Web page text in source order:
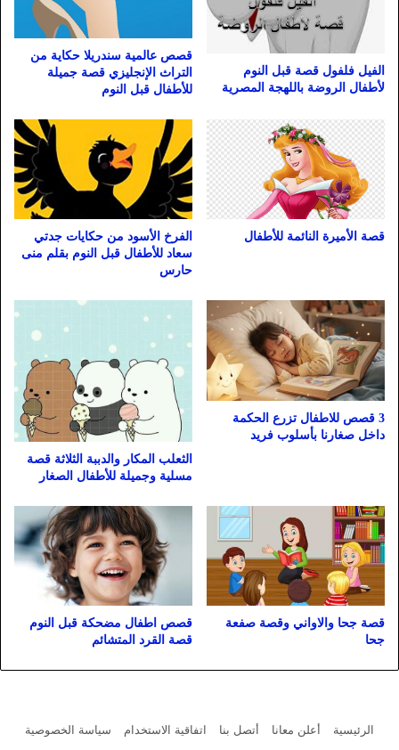
الفيل فلفول قصة قبل النوم
لأطفال الروضة باللهجة المصرية
قصص عالمية سندريلا حكاية من
التراث الإنجليزي قصة جميلة
للأطفال قبل النوم
قصة الأميرة النائمة للأطفال
الفرخ الأسود من حكايات جدتي
سعاد للأطفال قبل النوم بقلم منى
حارس
3 قصص للاطفال تزرع الحكمة
داخل صغارنا بأسلوب فريد
الثعلب المكار والدببة الثلاثة قصة
مسلية وجميلة للأطفال الصغار
قصة جحا والاواني وقصة صفعة
جحا
قصص اطفال مضحكة قبل النوم
قصة القرد المتشائم
الرئيسية أعلن معانا أتصل بنا اتفاقية الاستخدام سياسة الخصوصية